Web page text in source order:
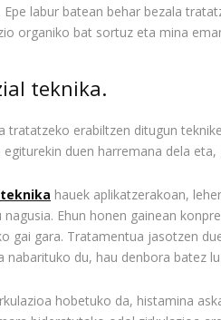
Epe labur batean behar bezala
organiko bat sortuz eta mina
teknika.
tratatzeko erabiltzen ditugun
egiturekin duen harremana dela
hauek aplikatzerakoan,
nagusia. Ehun honen gainean
gai gara. Tratamentua jasotzen
nabarituko du, hau denbora batez
hobetuko da, histamina